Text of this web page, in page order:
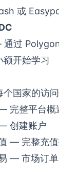
或
过
开始学习
国家的访
完整平台概
创建账户
— 完整充
— 市场订单